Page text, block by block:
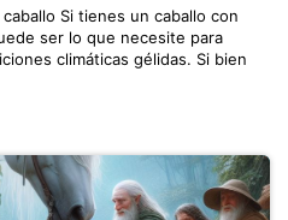
Si tienes un caballo con
ser lo que necesite para
climáticas gélidas. Si bien